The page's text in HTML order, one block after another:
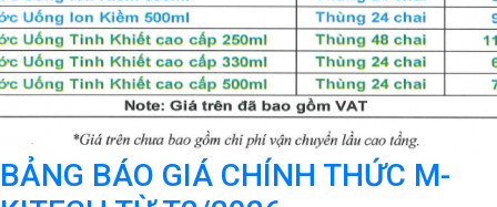
BẢNG BÁO GIÁ CHÍNH THỨC M-